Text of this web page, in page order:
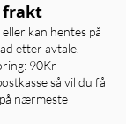
frakt
kan hentes på
etter avtale.
90Kr
så vil du få
nærmeste